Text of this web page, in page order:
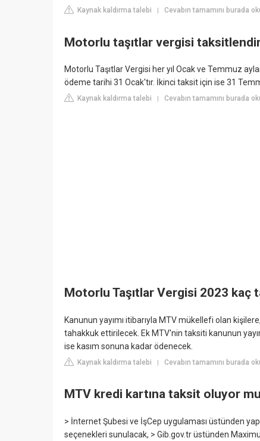
Kaynak kaldırma talebi Cevabın tamamını burada
Motorlu taşıtlar vergisi
Motorlu Taşıtlar Vergisi her yıl Ocak ve Temmuz
ödeme tarihi 31 Ocak'tır. İkinci taksit için ise 31
Kaynak kaldırma talebi Cevabın tamamını burada
Motorlu Taşıtlar Vergisi 2023 kaç
Kanunun yayımı itibarıyla MTV mükellefi olan
tahakkuk ettirilecek. Ek MTV'nin taksiti kanunun
ise kasım sonuna kadar ödenecek.
Kaynak kaldırma talebi | Cevabın tamamını burada
MTV kredi kartına taksit oluyor
> İnternet Şubesi ve İşCep uygulaması üstünden
seçenekleri sunulacak, > Gib.gov.tr üstünden